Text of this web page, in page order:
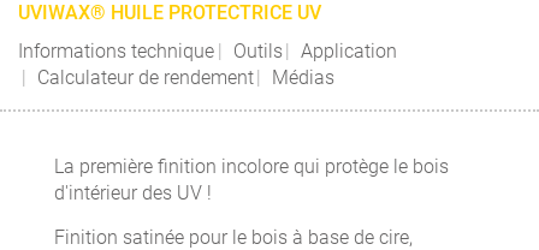
UVIWAX® HUILE PROTECTRICE UV
Informations technique
Outils
Application
Calculateur de rendement
Médias
La première finition incolore qui protège le bois
d'intérieur des UV !
Finition satinée pour le bois à base de cire,